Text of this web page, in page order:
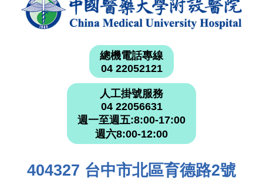
總機電話專線
04 22052121
人工掛號服務
04 22056631
週一至週五:8:00-17:00
週六8:00-12:00
404327 台中市北區育德路2號